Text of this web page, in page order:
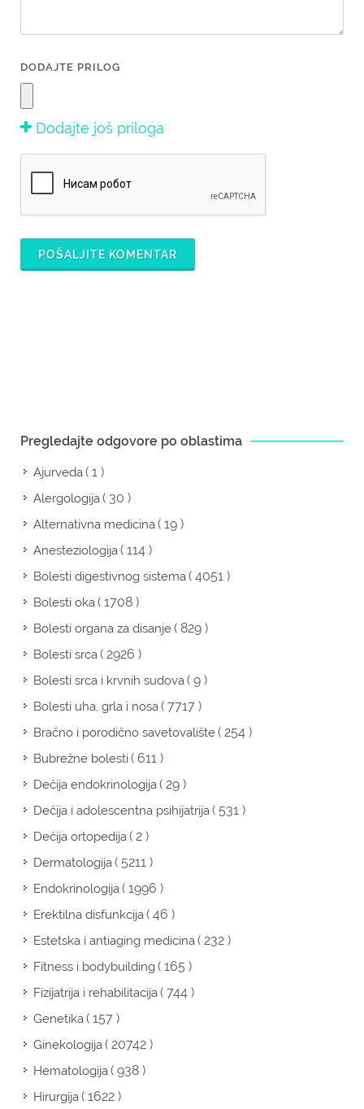
DODAJTE PRILOG
Dodajte još priloga
POŠALJITE KOMENTAR
Pregledajte odgovore po oblastima
Ajurveda( 1 )
Alergologija( 30 )
Alternativna medicina( 19 )
Anesteziologija( 114 )
Bolesti digestivnog sistema( 4051 )
Bolesti oka( 1708 )
Bolesti organa za disanje( 829 )
Bolesti srca( 2926 )
Bolesti srca i krvnih sudova( 9 )
Bolesti uha, grla i nosa( 7717 )
Bračno i porodično savetovalište( 254 )
Bubrežne bolesti( 611 )
Dečija endokrinologija( 29 )
Dečija i adolescentna psihijatrija( 531 )
Dečija ortopedija( 2 )
Dermatologija( 5211 )
Endokrinologija( 1996 )
Erektilna disfunkcija( 46 )
Estetska i antiaging medicina( 232 )
Fitness i bodybuilding( 165 )
Fizijatrija i rehabilitacija( 744 )
Genetika( 157 )
Ginekologija( 20742 )
Hematologija( 938 )
Hirurgija( 1622 )